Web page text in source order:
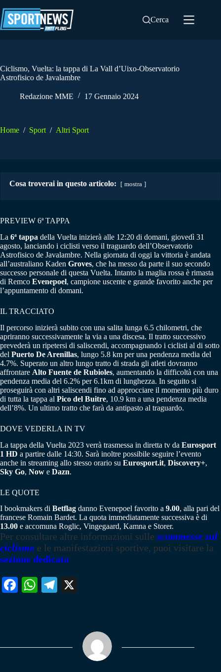
al
contenuto
Cerca
Ciclismo, Vuelta: la tappa di La Vall d’Uixo-Observatorio
Astrofisico de Javalambre
Redazione MME 17 Gennaio 2024
Home / Sport / Altri Sport
Cosa troverai in questo articolo: mostra
PREVIEW 6ª TAPPA
La 6ª tappa della Vuelta inizierà alle 12:20 di domani, giovedì 31
agosto, lanciando i ciclisti verso il traguardo dell’Observatorio
Astrofisico de Javalambre. Nella giornata di oggi la vittoria è andata
all’australiano Kaden Groves, che ha messo da parte il suo secondo
successo personale di questa Vuelta. Intanto la maglia rossa è rimasta
di Remco Evenepoel, campione uscente e grande favorito anche per
l’appuntamento di domani.
IL TRACCIATO
Il percorso inizierà subito con una salita lunga 6.5 chilometri, che
apriranno successivamente la via a una discesa. Il tratto successivo
prevederà un ripetersi di saliscendi, accompagnando i ciclisti al di sotto
del Puerto De Arenillas, lungo 5.8 km per una pendenza media del
4.7%. Superato un altro lungo tratto di strada gli atleti dovranno
affrontare Alto Fuente de Rubioles, aumentando la difficoltà con una
pendenza media del 6.2% per 6.1km di lunghezza. In seguito si
proseguirà con altri saliscendi fino ad approcciare il momento più duro
di tutta la tappa al Pico del Buitre, 10.9 km a una pendenza media
dell’8%. Un ultimo tratto che farà da antipasto al traguardo.
DOVE VEDERLA IN TV
La tappa della Vuelta 2023 verrà trasmessa in diretta tv da Eurosport
1 HD a partire dalle 14:30. Sarà inoltre possibile seguire l’evento
anche in streaming allo stesso orario su Eurosport.it, Discovery+,
Sky Go, Now e Dazn.
LE QUOTE
I bookmakers di Betflag danno Evenepoel favorito a 9.00, alla pari del
francese Romain Bardet. La quota immediatamente successiva è di
13.00 e accomuna Roglic, Vingegaard, Kamna e Storer.
Per consultare altre informazioni sulle scommesse sul
ciclismo e le manifestazioni sportive, puoi visitare la
sezione dedicata
Fa W
pp
Te
m